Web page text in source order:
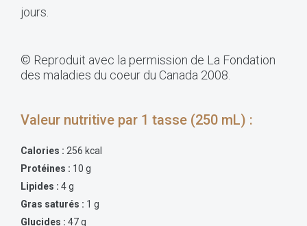
jours.
© Reproduit avec la permission de La Fondation
des maladies du coeur du Canada 2008.
Valeur nutritive par 1 tasse (250 mL) :
Calories : 256 kcal
Protéines : 10 g
Lipides : 4 g
Gras saturés : 1 g
Glucides : 47 g